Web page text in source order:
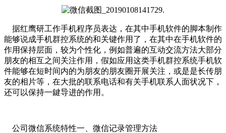
据红鹰研工作手机程序员表达，在其中手机软件的脚本制作
能够说成手机群控系统的和关键作用了，在其中在手机软件的
作用保持层面，较为个性化，例如普遍的互动交流方法大部分
朋友的相互之间关注作用，假如应用这类手机群控系统手机软
件能够在短时间内的为朋友的朋友圈开展关注，或是是长传朋
友的相片等，在大批的联系电话和有关手机联系人面状况下，
还可以保持一鍵导进的作用。
公司微信系统特性一、微信记录管理方法